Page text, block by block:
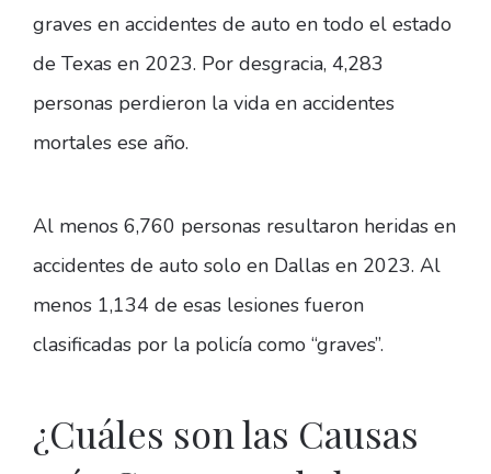
graves en accidentes de auto en todo el estado
de Texas en 2023. Por desgracia, 4,283
personas perdieron la vida en accidentes
mortales ese año.
Al menos 6,760 personas resultaron heridas en
accidentes de auto solo en Dallas en 2023. Al
menos 1,134 de esas lesiones fueron
clasificadas por la policía como “graves”.
¿Cuáles son las Causas